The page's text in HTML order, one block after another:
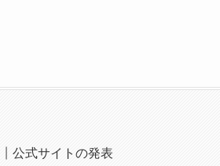
公式サイトの発表